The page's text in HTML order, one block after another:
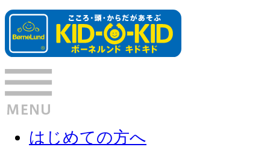
はじめての方へ